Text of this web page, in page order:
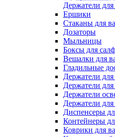
Держатели
Ершики
Стаканы для
Дозаторы
Мыльницы
Боксы для
Вешалки для
Гладильные
Держатели для
Держатели
Держатели
Держатели
Диспенсеры
Контейнеры
Коврики для